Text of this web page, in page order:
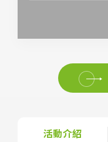
活動介紹